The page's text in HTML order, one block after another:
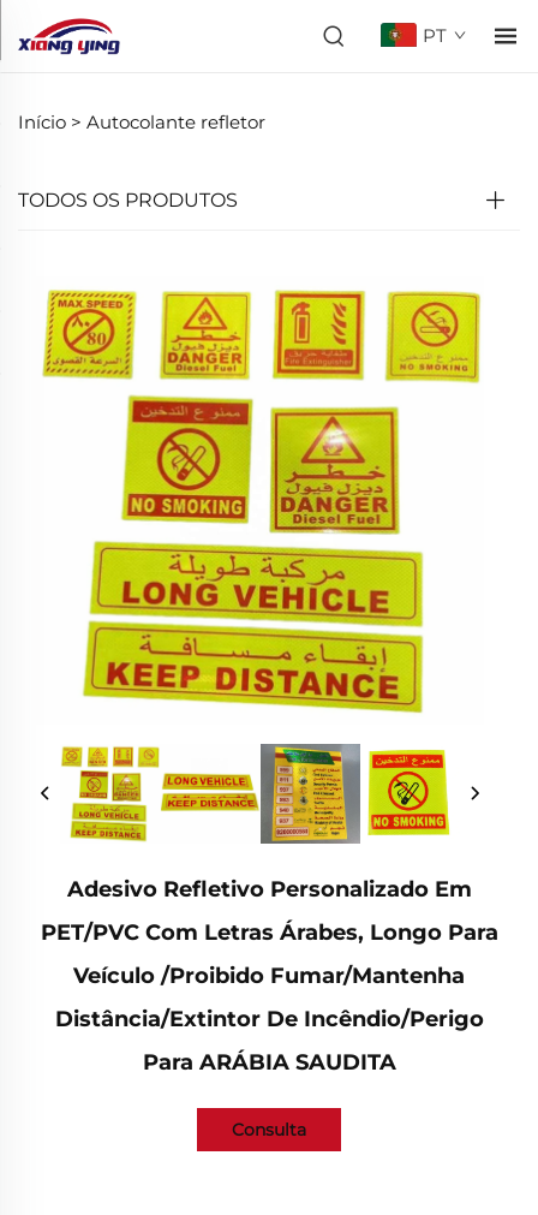
PT
Início > Autocolante refletor
TODOS OS PRODUTOS
Adesivo Refletivo Personalizado Em
PET/PVC Com Letras Árabes, Longo Para
Veículo /Proibido Fumar/Mantenha
Distância/Extintor De Incêndio/Perigo
Para ARÁBIA SAUDITA
Consulta